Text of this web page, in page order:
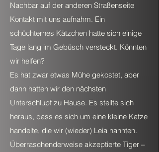
Nachbar auf der anderen Straßenseite
Kontakt mit uns aufnahm. Ein
schüchternes Kätzchen hatte sich einige
Tage lang im Gebüsch versteckt. Könnten
wir helfen?
Es hat zwar etwas Mühe gekostet, aber
dann hatten wir den nächsten
Unterschlupf zu Hause. Es stellte sich
heraus, dass es sich um eine kleine Katze
handelte, die wir (wieder) Leia nannten.
Überraschenderweise akzeptierte Tiger –